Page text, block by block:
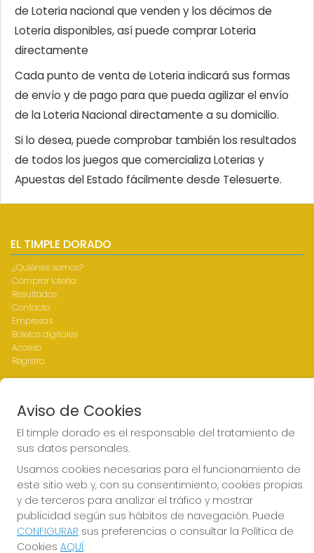
de Loteria nacional que venden y los décimos de
Loteria disponibles, así puede comprar Loteria
directamente
Cada punto de venta de Loteria indicará sus formas
de envío y de pago para que pueda agilizar el envío
de la Loteria Nacional directamente a su domicilio.
Si lo desea, puede comprobar también los resultados
de todos los juegos que comercializa Loterias y
Apuestas del Estado fácilmente desde Telesuerte.
EL TIMPLE DORADO
¿Quiénes somos?
Comprar lotería
Resultados
Contacto
Empresas
Boletos digitales
Acceso
Registro
CONTACTO
ADMINISTRACION DE LOTERIAS Nº1-LAS PALMAS - Receptor
Oficial 43700
928317168
web@eltimpledorado.com
Calle Mendizábal 1 - Local 11, Las Palmas de Gran Canaria
Aviso de Cookies
El timple dorado es el responsable del tratamiento de
sus datos personales.
Usamos cookies necesarias para el funcionamiento de
este sitio web y, con su consentimiento, cookies propias
y de terceros para analizar el tráfico y mostrar
publicidad según sus hábitos de navegación. Puede
CONFIGURAR sus preferencias o consultar la Política de
Cookies AQUÍ.